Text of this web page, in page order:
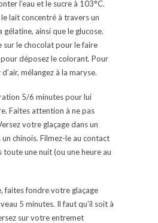
l’eau et le sucre à 103°C.
lait concentré à travers un
gélatine, ainsi que le glucose.
sur le chocolat pour le faire
déposez le colorant. Pour
mélangez à la maryse.
5/6 minutes pour lui
Faites attention à ne pas
votre glaçage dans un
chinois. Filmez-le au contact
toute une nuit (ou une heure au
faites fondre votre glaçage
5 minutes. Il faut qu’il soit à
sur votre entremet